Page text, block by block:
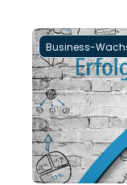
Business-